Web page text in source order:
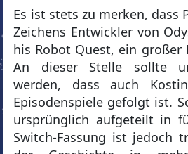
Es ist stets zu merken, dass
Zeichens Entwickler von
his Robot Quest, ein großer
An dieser Stelle sollte
werden, dass auch
Episodenspiele gefolgt ist.
ursprünglich aufgeteilt in
Switch-Fassung ist jedoch